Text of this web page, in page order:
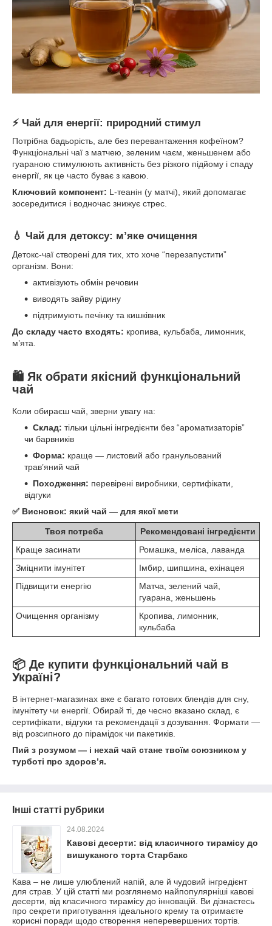
⚡ Чай для енергії: природний стимул
Потрібна бадьорість, але без перевантаження кофеїном?
Функціональні чаї з матчею, зеленим чаєм, женьшенем або
гуараною стимулюють активність без різкого підйому і спаду
енергії, як це часто буває з кавою.
Ключовий компонент: L-теанін (у матчі), який допомагає
зосередитися і водночас знижує стрес.
💧 Чай для детоксу: м’яке очищення
Детокс-чаї створені для тих, хто хоче “перезапустити”
організм. Вони:
активізують обмін речовин
виводять зайву рідину
підтримують печінку та кишківник
До складу часто входять: кропива, кульбаба, лимонник,
м’ята.
🛍 Як обрати якісний функціональний
чай
Коли обираєш чай, зверни увагу на:
Склад: тільки цільні інгредієнти без “ароматизаторів”
чи барвників
Форма: краще — листовий або гранульований
трав’яний чай
Походження: перевірені виробники, сертифікати,
відгуки
✅ Висновок: який чай — для якої мети
Твоя потреба
Рекомендовані інгредієнти
Краще засинати
Ромашка, меліса, лаванда
Зміцнити імунітет
Імбир, шипшина, ехінацея
Підвищити енергію
Матча, зелений чай,
гуарана, женьшень
Очищення організму
Кропива, лимонник,
кульбаба
📦 Де купити функціональний чай в
Україні?
В інтернет-магазинах вже є багато готових блендів для сну,
імунітету чи енергії. Обирай ті, де чесно вказано склад, є
сертифікати, відгуки та рекомендації з дозування. Формати —
від розсипного до пірамідок чи пакетиків.
Пий з розумом — і нехай чай стане твоїм союзником у
турботі про здоров’я.
Інші статті рубрики
24.08.2024
Кавові десерти: від класичного тирамісу до
вишуканого торта Старбакс
Кава – не лише улюблений напій, але й чудовий інгредієнт
для страв. У цій статті ми розглянемо найпопулярніші кавові
десерти, від класичного тирамісу до інновацій. Ви дізнаєтесь
про секрети приготування ідеального крему та отримаєте
корисні поради щодо створення неперевершених тортів.